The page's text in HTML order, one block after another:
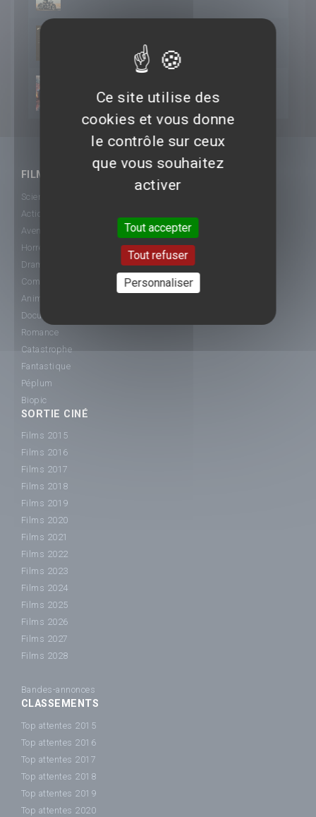
Le Dernier Duel
2021 Free Guy
FILMS
Science-Fiction
Action
Aventure
Horreur
Drame
Comédie
Animation
Documentaire
Romance
Catastrophe
Fantastique
Péplum
Biopic
SORTIE CINÉ
Films 2015
Films 2016
Films 2017
Films 2018
Films 2019
Films 2020
Films 2021
Films 2022
Films 2023
Films 2024
Films 2025
Films 2026
Films 2027
Films 2028
Bandes-annonces
CLASSEMENTS
Top attentes 2015
Top attentes 2016
Top attentes 2017
Top attentes 2018
Top attentes 2019
Top attentes 2020
Ce site utilise des
cookies et vous donne
le contrôle sur ceux
que vous souhaitez
activer
Tout accepter
Tout refuser
Personnaliser